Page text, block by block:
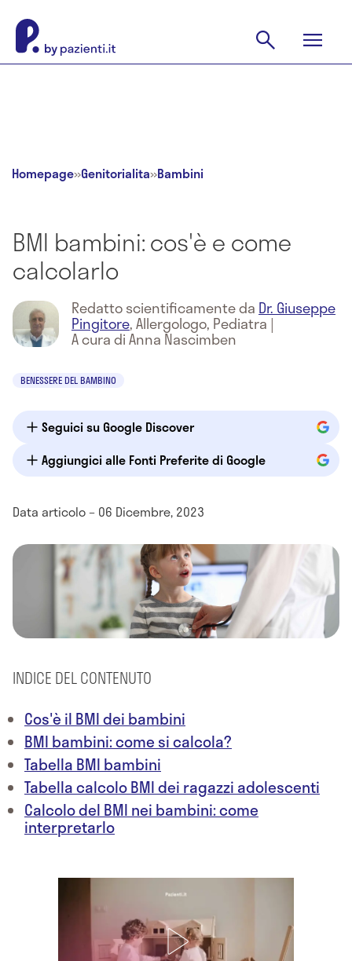
Homepage»Genitorialita»Bambini
BMI bambini: cos'è e come
calcolarlo
Redatto scientificamente da Dr. Giuseppe
Pingitore,Allergologo, Pediatra |
A cura di Anna Nascimben
BENESSERE DEL BAMBINO
Seguici su Google Discover
Aggiungici alle Fonti Preferite di Google
Data articolo – 06 Dicembre, 2023
INDICE DEL CONTENUTO
Cos'è il BMI dei bambini
BMI bambini: come si calcola?
Tabella BMI bambini
Tabella calcolo BMI dei ragazzi adolescenti
Calcolo del BMI nei bambini: come
interpretarlo